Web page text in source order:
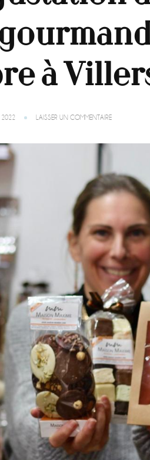
à
2022 LAISSER UN COMMENTAIRESUR
TERROIR
GOURMAND
CE
NOVEMBRE
À
VILLERS-
COTTERETS